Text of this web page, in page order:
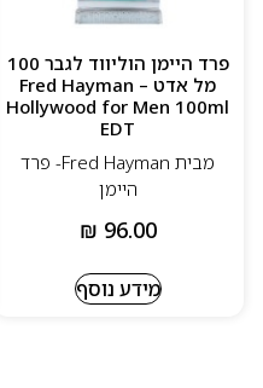
פרד היימן הוליווד לגבר 100
מל אדט – Fred Hayman
Hollywood for Men 100ml
EDT
מבית Fred Hayman- פרד
היימן
₪ 96.00
מידע נוסף